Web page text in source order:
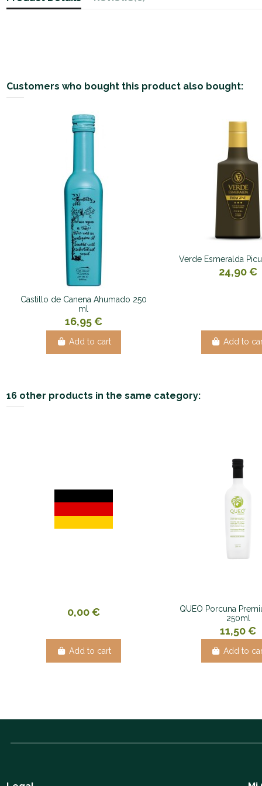
Customers who bought this product also bought:
Castillo de Canena Ahumado 250
ml
16,95 €
Add to cart
Verde Esmeralda
24,90 €
Add to
16 other products in the same category:
0,00 €
Add to cart
QUEO Porcuna
250ml
11,50 €
Add to